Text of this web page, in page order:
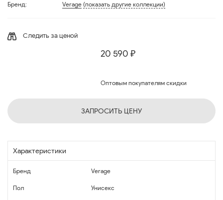
Бренд:
Verage (показать другие коллекции)
Следить за ценой
20 590 ₽
Оптовым покупателям скидки
ЗАПРОСИТЬ ЦЕНУ
Характеристики
Бренд Verage
Пол Унисекс